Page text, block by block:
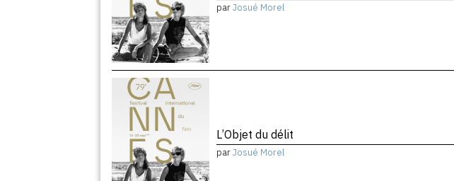
parJosué Morel
L’Objet du délit
parJosué Morel